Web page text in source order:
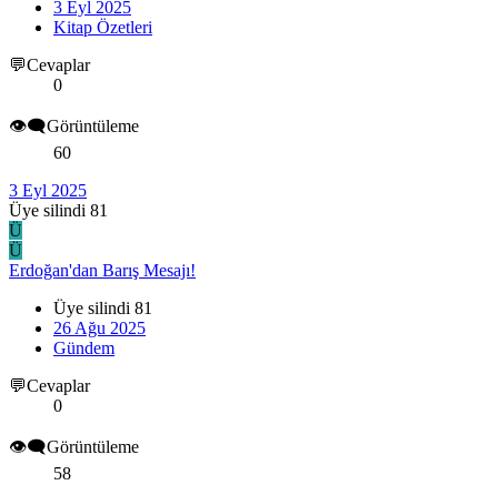
3 Eyl 2025
Kitap Özetleri
💬Cevaplar
0
👁️‍🗨️Görüntüleme
60
3 Eyl 2025
Üye silindi 81
Ü
Ü
Erdoğan'dan Barış Mesajı!
Üye silindi 81
26 Ağu 2025
Gündem
💬Cevaplar
0
👁️‍🗨️Görüntüleme
58